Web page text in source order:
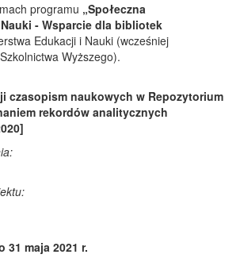
programu „Społeczna
- Wsparcie dla bibliotek
Edukacji i Nauki (wcześniej
Wyższego).
czasopism naukowych w Repozytorium
rekordów analitycznych
31 maja 2021 r.